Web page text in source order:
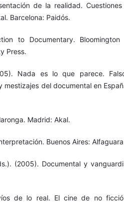
de la realidad.
Barcelona: Paidós.
to Documentary. Bloomington
Press.
Nada es lo que parece.
mestizajes del documental en
Madrid: Akal.
Buenos Aires:
(2005). Documental y
de lo real. El cine de no